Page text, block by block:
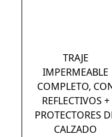
TRAJE
IMPERMEABLE
COMPLETO,
REFLECTIVOS +
PROTECTORES
CALZADO